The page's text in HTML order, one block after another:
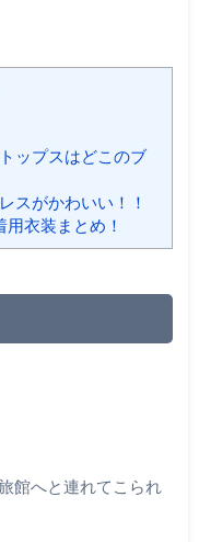
ップスはどこのブ
スがかわいい！！
衣装まとめ！
館へと連れてこられ